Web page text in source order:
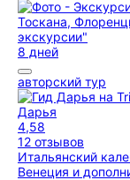
8 дней
авторский тур
Дарья
4,58
12 отзывов
Итальянский
Венеция и